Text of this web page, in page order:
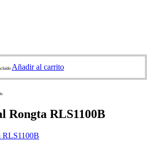
Añadir al carrito
Rongta RLS1100B
RLS1100B